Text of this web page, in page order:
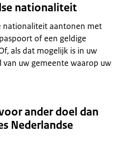
nationaliteit
nationaliteit aantonen met
of een geldige
als dat mogelijk is in uw
uw gemeente waarop uw
ander doel dan
Nederlandse